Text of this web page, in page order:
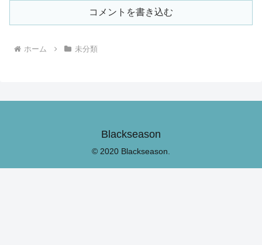
コメントを書き込む
ホーム 未分類
Blackseason
© 2020 Blackseason.